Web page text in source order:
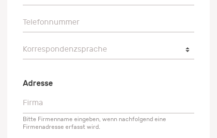
Telefonnummer
Telefonnummer
Korrespondenzsprache
Korrespondenzsprache
Adresse
Firma
Firma
Bitte Firmenname eingeben, wenn nachfolgend eine
Firmenadresse erfasst wird.